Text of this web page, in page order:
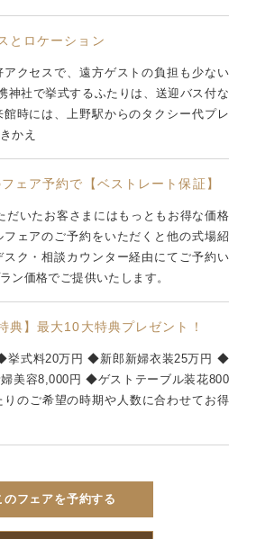
とロケーション
アクセスで、遠方ゲストの負担も少ない
神社で挙式するふたりは、送迎バス付な
時には、上野駅からのタクシー代プレ
かえ
ェア予約で【ベストレート保証】
だいたお客さまにはもっともお得な価格
ェアのご予約をいただくと他の式場紹
ク・相談カウンター経由にてご予約い
ン価格でご提供いたします。
典】最大10大特典プレゼント！
挙式料20万円 ◆新郎新婦衣装25万円 ◆
美容8,000円 ◆ゲストテーブル装花800
のご希望の時期や人数に合わせてお得
のフェアを予約する